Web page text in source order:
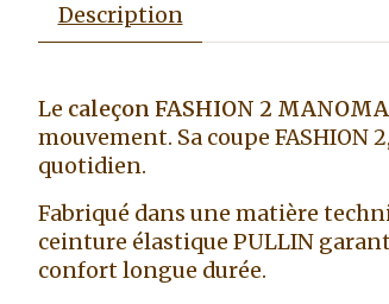
Description
Le caleçon FASHION 2
mouvement. Sa coupe
quotidien.
Fabriqué dans une matière
ceinture élastique PULLIN
confort longue durée.